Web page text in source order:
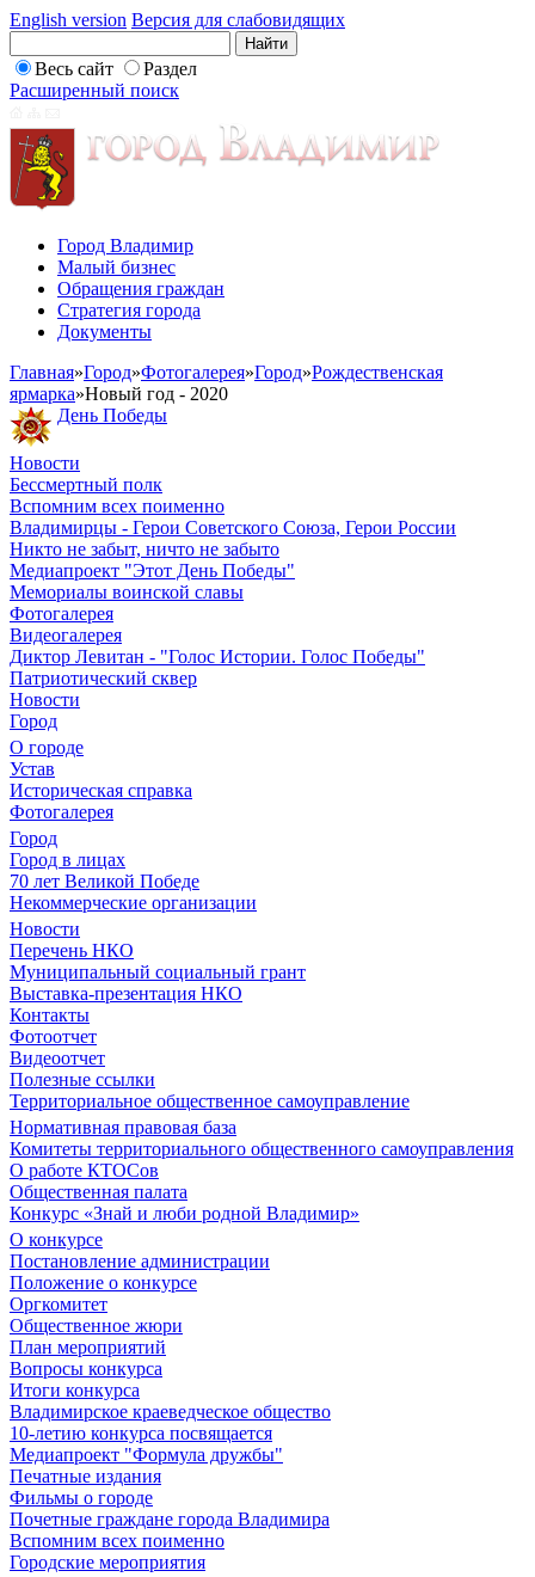
English version Версия для слабовидящих
Весь сайт
Раздел
Расширенный поиск
Город Владимир
Малый бизнес
Обращения граждан
Стратегия города
Документы
Главная»Город»Фотогалерея»Город»Рождественская
ярмарка»Новый год - 2020
День Победы
Новости
Бессмертный полк
Вспомним всех поименно
Владимирцы - Герои Советского Союза, Герои России
Никто не забыт, ничто не забыто
Медиапроект "Этот День Победы"
Мемориалы воинской славы
Фотогалерея
Видеогалерея
Диктор Левитан - "Голос Истории. Голос Победы"
Патриотический сквер
Новости
Город
О городе
Устав
Историческая справка
Фотогалерея
Город
Город в лицах
70 лет Великой Победе
Некоммерческие организации
Новости
Перечень НКО
Муниципальный социальный грант
Выставка-презентация НКО
Контакты
Фотоотчет
Видеоотчет
Полезные ссылки
Территориальное общественное самоуправление
Нормативная правовая база
Комитеты территориального общественного самоуправления
О работе КТОСов
Общественная палата
Конкурс «Знай и люби родной Владимир»
О конкурсе
Постановление администрации
Положение о конкурсе
Оргкомитет
Общественное жюри
План мероприятий
Вопросы конкурса
Итоги конкурса
Владимирское краеведческое общество
10-летию конкурса посвящается
Медиапроект "Формула дружбы"
Печатные издания
Фильмы о городе
Почетные граждане города Владимира
Вспомним всех поименно
Городские мероприятия